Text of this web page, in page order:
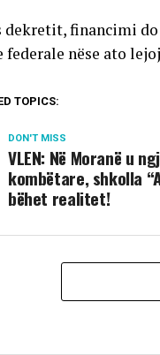
dekretit, financimi
federale nëse ato
TOPICS:
DON'T MISS
VLEN: Në Moranë u
kombëtare, shkolla
bëhet realitet!